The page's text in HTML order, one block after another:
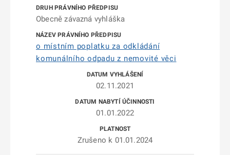
Obecně závazná vyhláška
o místním poplatku za odkládání
komunálního odpadu z nemovité věci
02.11.2021
01.01.2022
Zrušeno k 01.01.2024